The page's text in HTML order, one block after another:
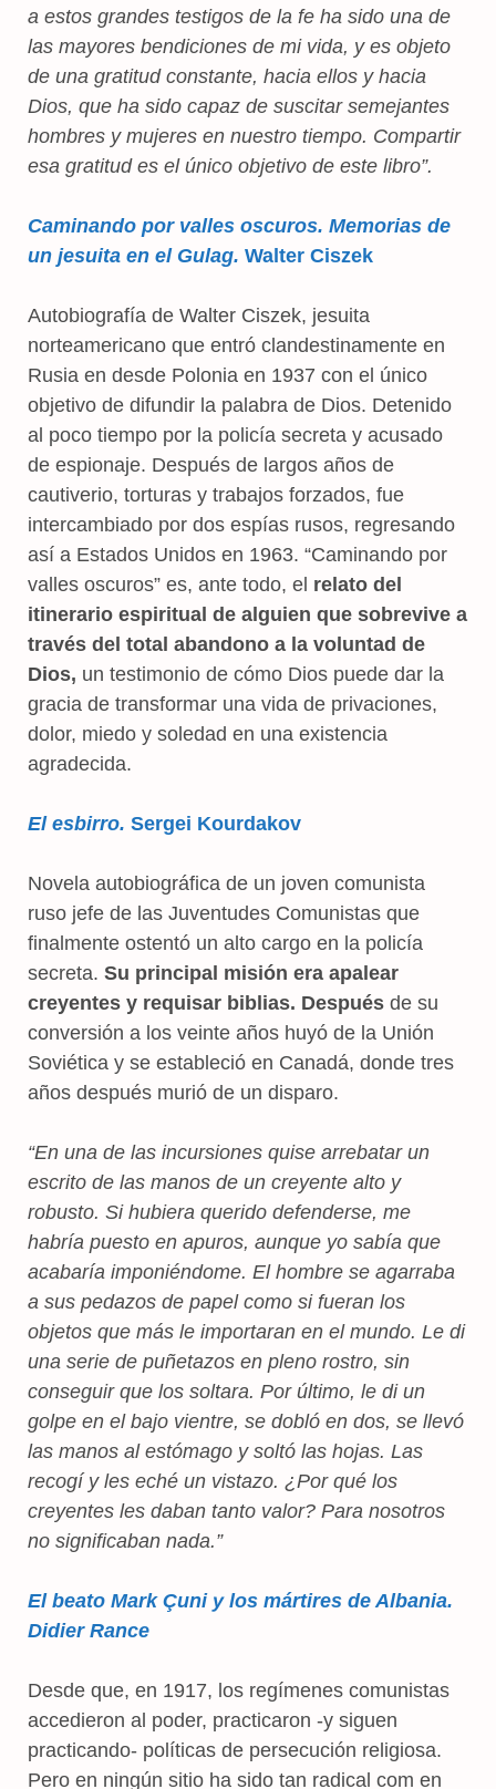
a estos grandes testigos de la fe ha sido una de
las mayores bendiciones de mi vida, y es objeto
de una gratitud constante, hacia ellos y hacia
Dios, que ha sido capaz de suscitar semejantes
hombres y mujeres en nuestro tiempo. Compartir
esa gratitud es el único objetivo de este libro”.
Caminando por valles oscuros. Memorias de
un jesuita en el Gulag. Walter Ciszek
Autobiografía de Walter Ciszek, jesuita
norteamericano que entró clandestinamente en
Rusia en desde Polonia en 1937 con el único
objetivo de difundir la palabra de Dios. Detenido
al poco tiempo por la policía secreta y acusado
de espionaje. Después de largos años de
cautiverio, torturas y trabajos forzados, fue
intercambiado por dos espías rusos, regresando
así a Estados Unidos en 1963. “Caminando por
valles oscuros” es, ante todo, el relato del
itinerario espiritual de alguien que sobrevive a
través del total abandono a la voluntad de
Dios, un testimonio de cómo Dios puede dar la
gracia de transformar una vida de privaciones,
dolor, miedo y soledad en una existencia
agradecida.
El esbirro. Sergei Kourdakov
Novela autobiográfica de un joven comunista
ruso jefe de las Juventudes Comunistas que
finalmente ostentó un alto cargo en la policía
secreta. Su principal misión era apalear
creyentes y requisar biblias. Después de su
conversión a los veinte años huyó de la Unión
Soviética y se estableció en Canadá, donde tres
años después murió de un disparo.
“En una de las incursiones quise arrebatar un
escrito de las manos de un creyente alto y
robusto. Si hubiera querido defenderse, me
habría puesto en apuros, aunque yo sabía que
acabaría imponiéndome. El hombre se agarraba
a sus pedazos de papel como si fueran los
objetos que más le importaran en el mundo. Le di
una serie de puñetazos en pleno rostro, sin
conseguir que los soltara. Por último, le di un
golpe en el bajo vientre, se dobló en dos, se llevó
las manos al estómago y soltó las hojas. Las
recogí y les eché un vistazo. ¿Por qué los
creyentes les daban tanto valor? Para nosotros
no significaban nada.”
El beato Mark Çuni y los mártires de Albania.
Didier Rance
Desde que, en 1917, los regímenes comunistas
accedieron al poder, practicaron -y siguen
practicando- políticas de persecución religiosa.
Pero en ningún sitio ha sido tan radical com en